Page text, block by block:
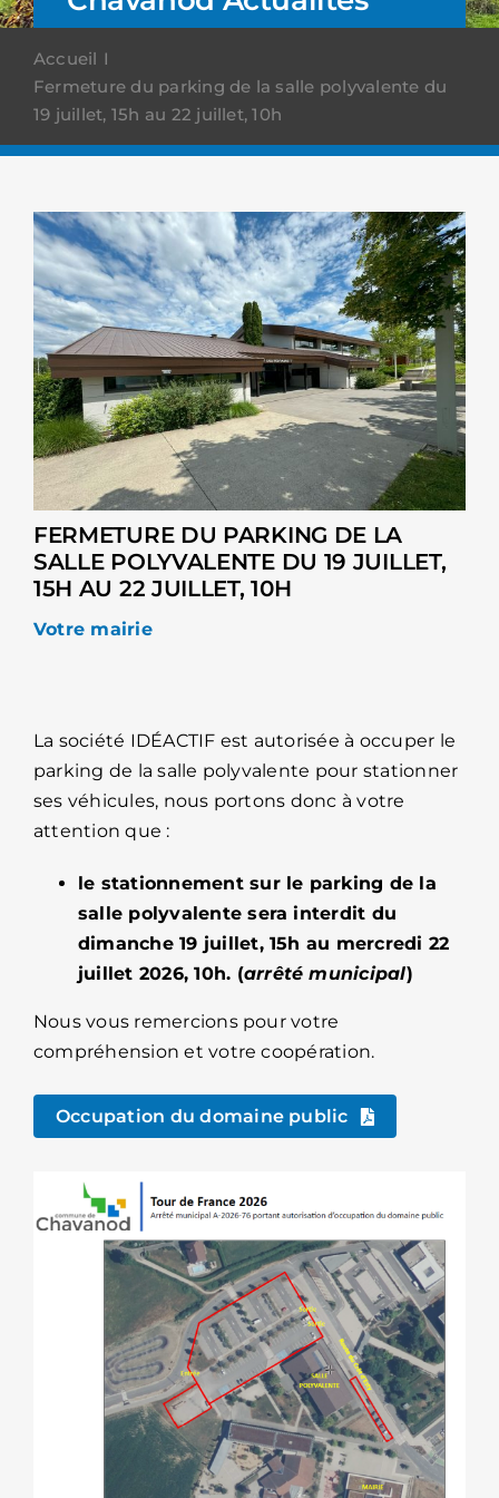
Accueil
Fermeture du parking de la salle polyvalente du
19 juillet, 15h au 22 juillet, 10h
FERMETURE DU PARKING DE LA
SALLE POLYVALENTE DU 19 JUILLET,
15H AU 22 JUILLET, 10H
Votre mairie
La société IDÉACTIF est autorisée à occuper le
parking de la salle polyvalente pour stationner
ses véhicules, nous portons donc à votre
attention que :
le stationnement sur le parking de la
salle polyvalente sera interdit du
dimanche 19 juillet, 15h au mercredi 22
juillet 2026, 10h. (arrêté municipal)
Nous vous remercions pour votre
compréhension et votre coopération.
Occupation du domaine public